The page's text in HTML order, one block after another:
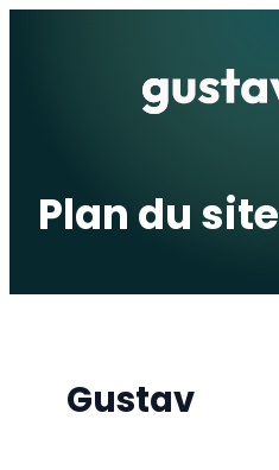
Plan du site
Gustav